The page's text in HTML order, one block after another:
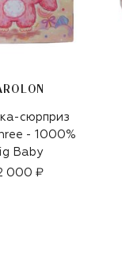
сюрприз
- 1000%
Baby
000 ₽